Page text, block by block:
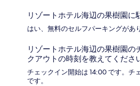
リゾートホテル海辺の果樹園に
はい、無料のセルフパーキングがあ
リゾートホテル海辺の果樹園の
クアウトの時刻を教えてくださ
チェックイン開始は 14:00 です。チ
です。